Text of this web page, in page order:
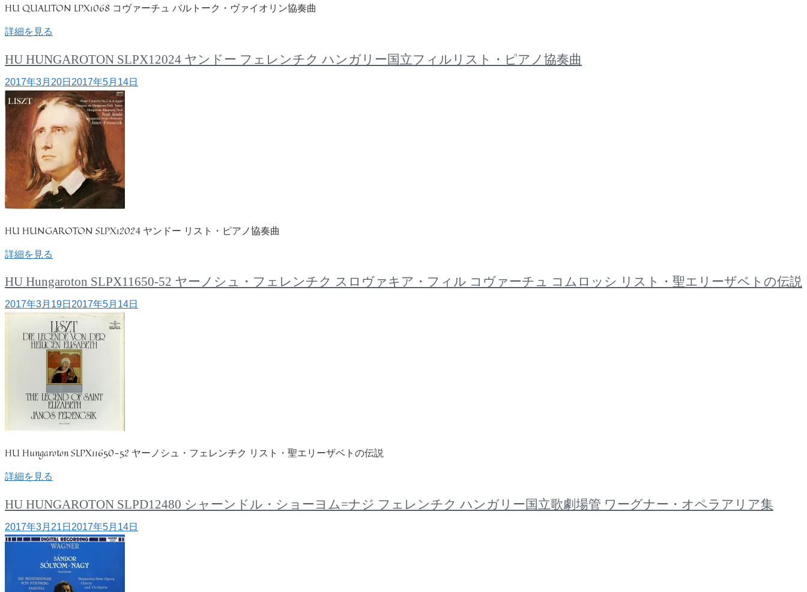
HU QUALITON LPX1068 コヴァーチュ バルトーク・ヴァイオリン協奏曲
詳細を見る
HU HUNGAROTON SLPX12024 ヤンドー フェレンチク ハンガリー国立フィルリスト・ピアノ協奏曲
2017年3月20日 2017年5月14日
HU HUNGAROTON SLPX12024 ヤンドー リスト・ピアノ協奏曲
詳細を見る
HU Hungaroton SLPX11650-52 ヤーノシュ・フェレンチク スロヴァキア・フィル コヴァーチュ コムロッシ リスト・聖エリーザベトの伝説
2017年3月19日 2017年5月14日
HU Hungaroton SLPX11650-52 ヤーノシュ・フェレンチク リスト・聖エリーザベトの伝説
詳細を見る
HU HUNGAROTON SLPD12480 シャーンドル・ショーヨム=ナジ フェレンチク ハンガリー国立歌劇場管 ワーグナー・オペラアリア集
2017年3月21日 2017年5月14日